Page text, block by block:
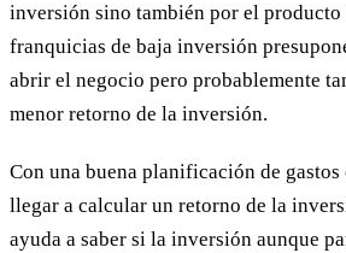
inversión sino también por el producto
franquicias de baja inversión
abrir el negocio pero probablemente
menor retorno de la inversión.
Con una buena planificación de gastos
llegar a calcular un retorno de la
ayuda a saber si la inversión aunque